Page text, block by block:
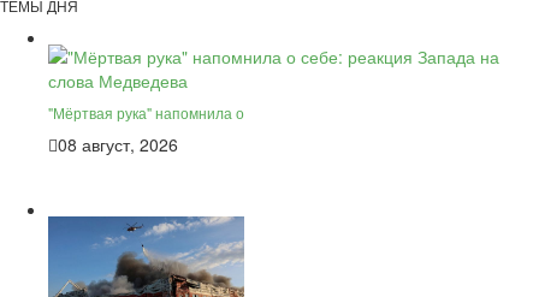
ТЕМЫ ДНЯ
"Мёртвая рука" напомнила о
08 август, 2026